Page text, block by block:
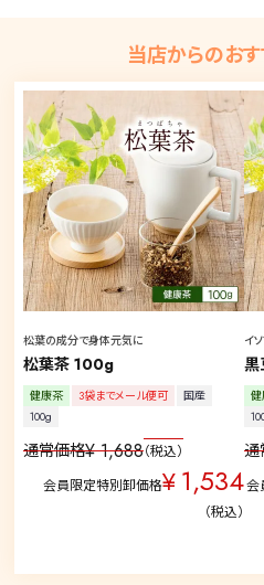
当店からのお
松葉の成分で身体元気に
松葉茶 100g
健康茶 3袋までメール便可
国産
100g
通常価格¥ 1,688 税込
会員限定特別卸価格¥1,534
税込
イ
通
会